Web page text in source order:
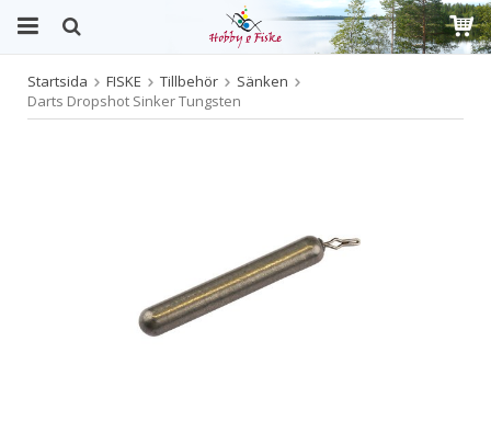
Produkten har blivit tillagd i varukorgen
Startsida FISKE Tillbehör
Sänken
Darts Dropshot Sinker Tungsten